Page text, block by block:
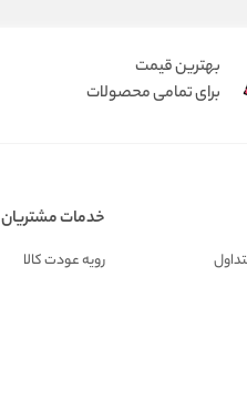
بهترین قیمت
برای تمامی محصولات
خدمات مشتریان
رویه عودت کالا